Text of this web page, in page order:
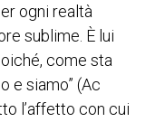
ogni realtà
sublime. È lui
come sta
e siamo” (Ac
l’affetto con cui